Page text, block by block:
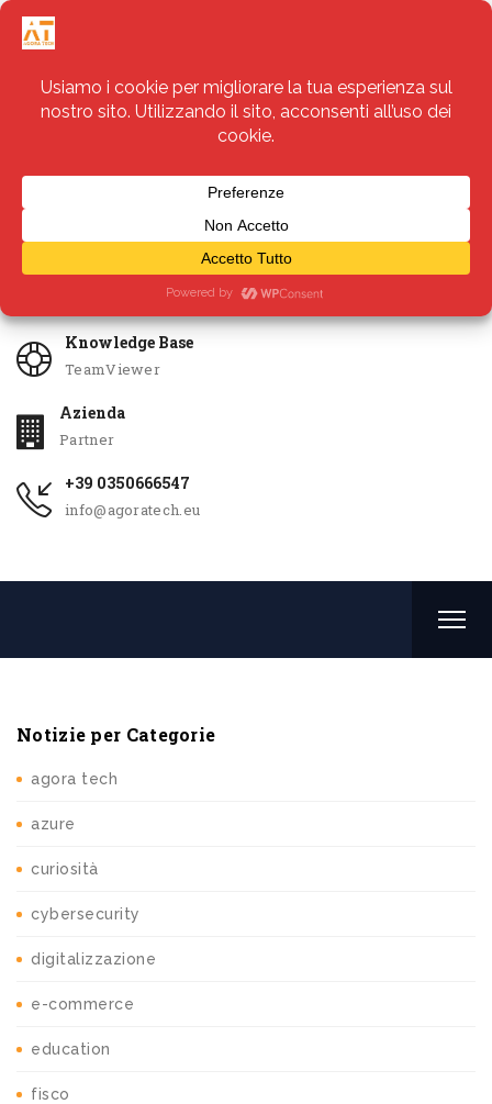
Servizi
Knowledge Base
TeamViewer
Azienda
Partner
+39 0350666547
info@agoratech.eu
Notizie per Categorie
agora tech
azure
curiosità
cybersecurity
digitalizzazione
e-commerce
education
fisco